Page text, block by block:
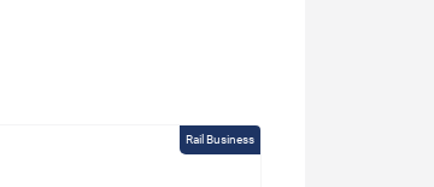
Rail Business